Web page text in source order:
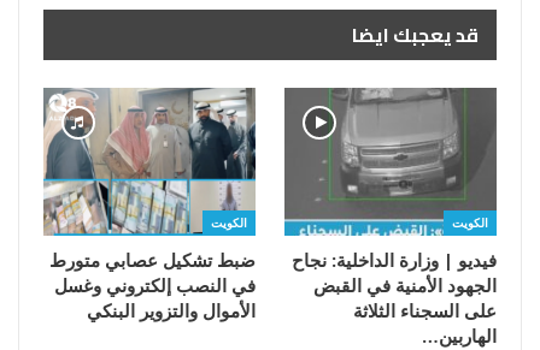
قد يعجبك ايضا
الكويت
فيديو | وزارة الداخلية: نجاح
الجهود الأمنية في القبض
على السجناء الثلاثة
الهاربين…
الكويت
ضبط تشكيل عصابي متورط
في النصب إلكتروني وغسل
الأموال والتزوير البنكي